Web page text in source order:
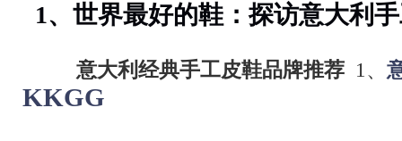
1、世界最好的鞋：探访意大利
意大利经典手工皮鞋品牌推荐 1、
KKGG